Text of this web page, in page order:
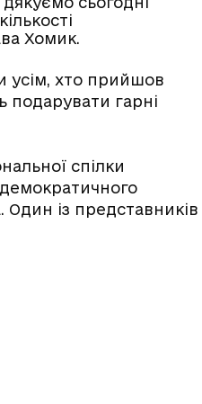
Хомик.
усім, хто прийшов
подарувати гарні
спілки
Один із представників